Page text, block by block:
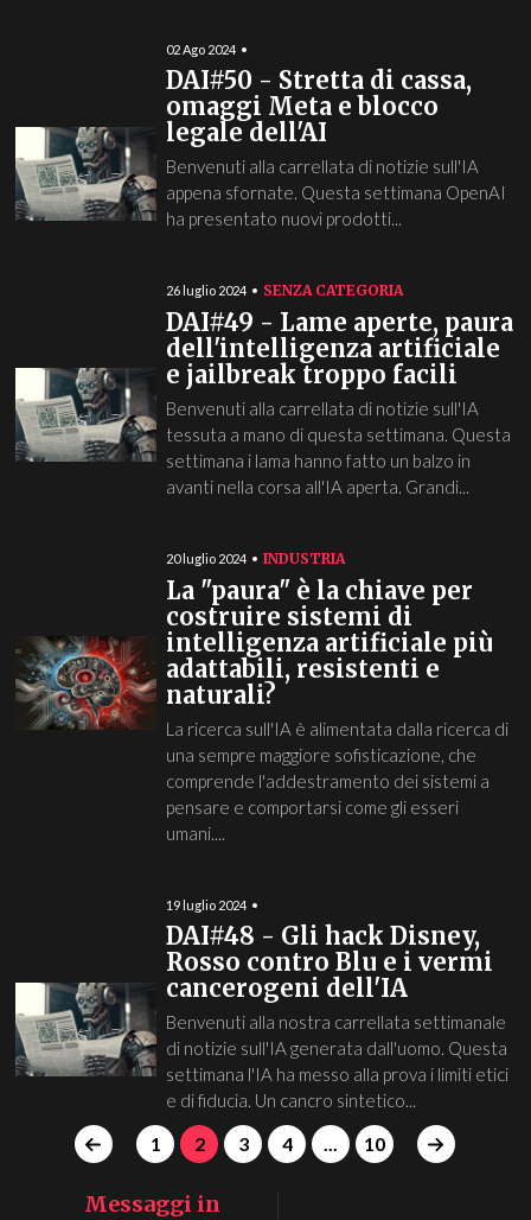
02 Ago 2024
DAI#50 - Stretta di cassa,
omaggi Meta e blocco
legale dell'AI
Benvenuti alla carrellata di notizie sull'IA
appena sfornate. Questa settimana OpenAI
ha presentato nuovi prodotti...
26 luglio 2024 SENZA CATEGORIA
DAI#49 - Lame aperte, paura
dell'intelligenza artificiale
e jailbreak troppo facili
Benvenuti alla carrellata di notizie sull'IA
tessuta a mano di questa settimana. Questa
settimana i lama hanno fatto un balzo in
avanti nella corsa all'IA aperta. Grandi...
20 luglio 2024 INDUSTRIA
La "paura" è la chiave per
costruire sistemi di
intelligenza artificiale più
adattabili, resistenti e
naturali?
La ricerca sull'IA è alimentata dalla ricerca di
una sempre maggiore sofisticazione, che
comprende l'addestramento dei sistemi a
pensare e comportarsi come gli esseri
umani....
19 luglio 2024
DAI#48 - Gli hack Disney,
Rosso contro Blu e i vermi
cancerogeni dell'IA
Benvenuti alla nostra carrellata settimanale
di notizie sull'IA generata dall'uomo. Questa
settimana l'IA ha messo alla prova i limiti etici
e di fiducia. Un cancro sintetico...
1 2 3 4 ... 10
Messaggi in